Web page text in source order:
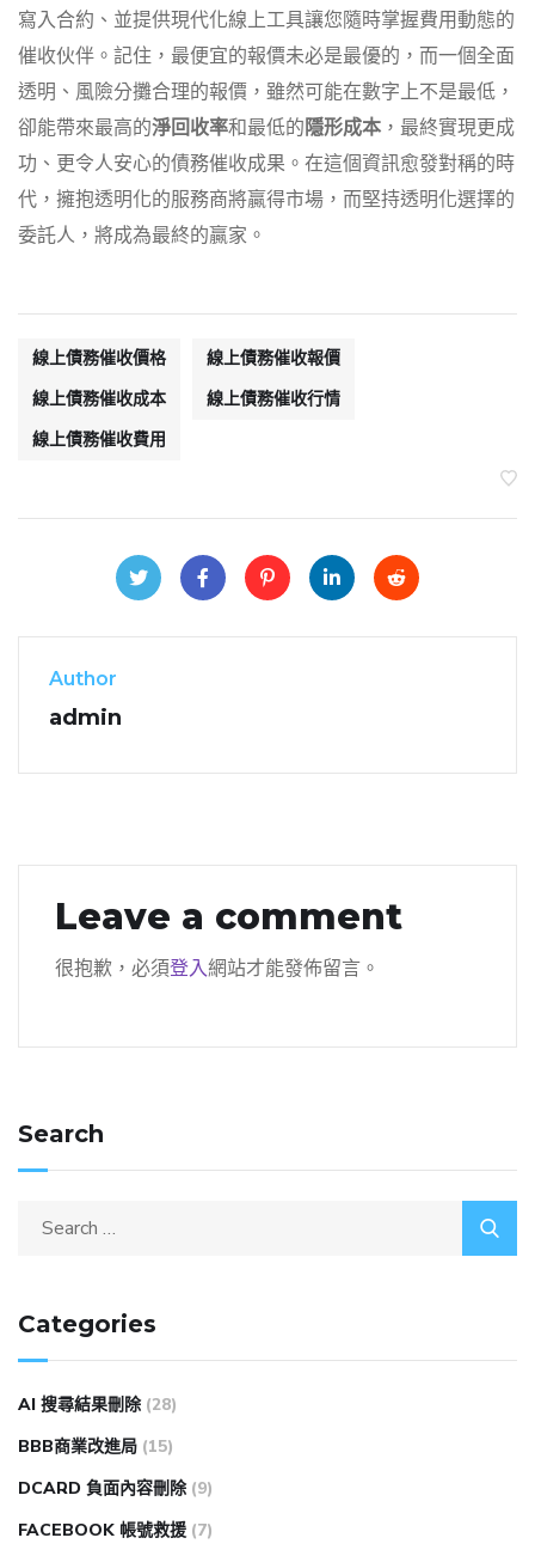
寫入合約、並提供現代化線上工具讓您隨時掌握費用動態的
催收伙伴。記住，最便宜的報價未必是最優的，而一個全面
透明、風險分攤合理的報價，雖然可能在數字上不是最低，
卻能帶來最高的淨回收率和最低的隱形成本 ，最終實現更成
功、更令人安心的債務催收成果。在這個資訊愈發對稱的時
代，擁抱透明化的服務商將贏得市場，而堅持透明化選擇的
委託人，將成為最終的贏家。
線上債務催收價格
線上債務催收報價
線上債務催收成本
線上債務催收行情
線上債務催收費用
Author
admin
Leave a comment
很抱歉，必須登入網站才能發佈留言。
Search
Categories
AI 搜尋結果刪除 (28)
BBB商業改進局 (15)
DCARD 負面內容刪除 (9)
FACEBOOK 帳號救援 (7)